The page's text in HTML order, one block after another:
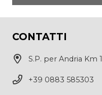
CONTATTI
S.P. per Andria Km
+39 0883 585303